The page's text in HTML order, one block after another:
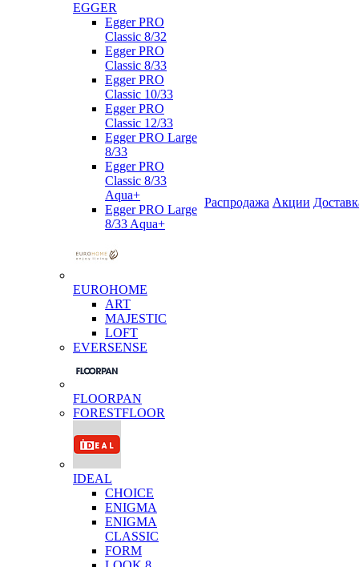
EGGER
Egger PRO
Classic 8/32
Egger PRO
Classic 8/33
Egger PRO
Classic 10/33
Egger PRO
Classic 12/33
Egger PRO Large
8/33
Egger PRO
Classic 8/33
Aqua+
Egger PRO Large
8/33 Aqua+
EUROHOME
ART
MAJESTIC
LOFT
EVERSENSE
FLOORPAN
FORESTFLOOR
IDEAL
CHOICE
ENIGMA
ENIGMA
CLASSIC
FORM
Распродажа Акции